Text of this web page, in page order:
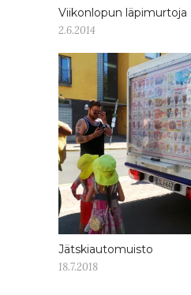
Viikonlopun läpimurtoja
2.6.2014
Jätskiautomuisto
18.7.2018